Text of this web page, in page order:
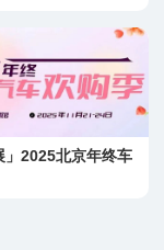
」2025北京年终车